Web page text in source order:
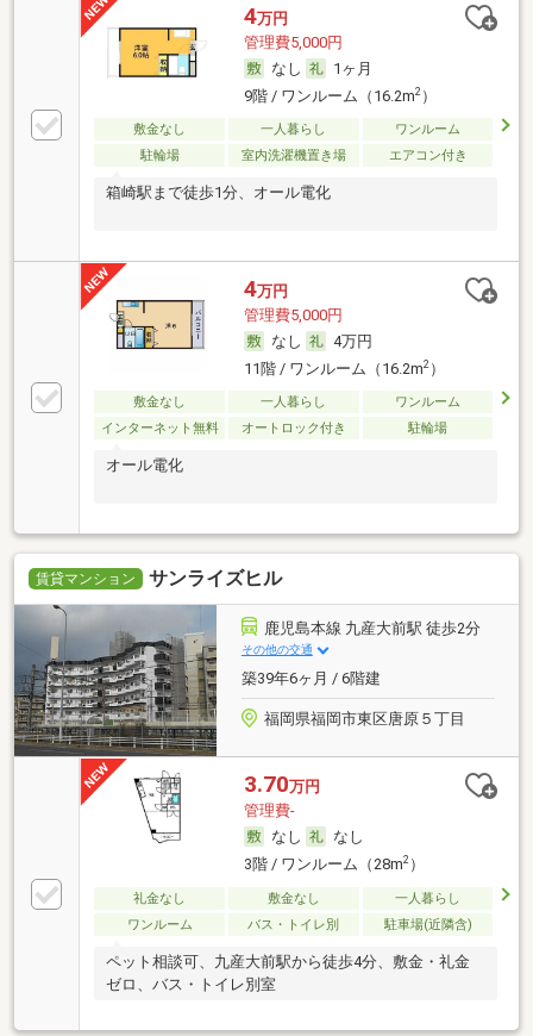
4万円
管理費5,000円
なし
1ヶ月
9階 / ワンルーム（16.2m2）
敷金なし 一人暮らし
ワンルーム
駐輪場
室内洗濯機置き場 エアコン付き
箱崎駅まで徒歩1分、オール電化
4万円
管理費5,000円
なし
4万円
11階 / ワンルーム（16.2m2）
敷金なし 一人暮らし
ワンルーム
インターネット無料
オートロック付き 駐輪場
オール電化
賃貸マンション サンライズヒル
鹿児島本線 九産大前駅 徒歩2分
その他の交通
築39年6ヶ月 / 6階建
福岡県福岡市東区唐原５丁目
3.70万円
管理費-
なし
なし
3階 / ワンルーム（28m2）
礼金なし 敷金なし
一人暮らし
ワンルーム
バス・トイレ別 駐車場(近隣含)
ペット相談可、九産大前駅から徒歩4分、敷金・礼金
ゼロ、バス・トイレ別室